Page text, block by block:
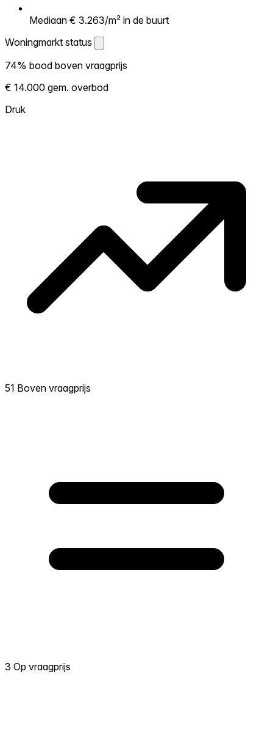
Mediaan € 3.263/m² in de buurt
Woningmarkt status
Woningmarkt status
Laat zien hoe competitief de markt hier is.
Hoe meer woningen boven vraagprijs
verkopen, hoe heter. Heet? Verwacht
74% bood boven vraagprijs
€ 14.000 gem. overbod
Druk
51 Boven vraagprijs
3 Op vraagprijs